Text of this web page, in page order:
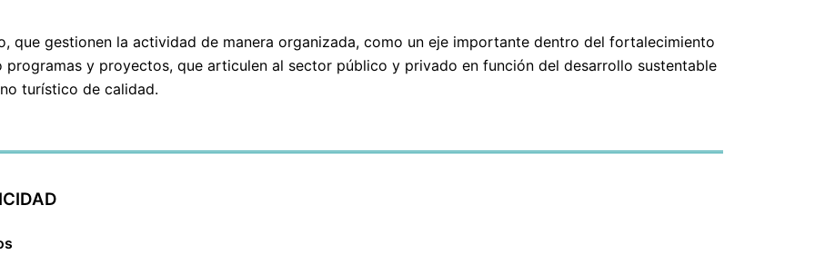
que gestionen la actividad de manera organizada, como un eje importante dentro del fortalecimiento
y proyectos, que articulen al sector público y privado en función del desarrollo sustentable
turístico de calidad.